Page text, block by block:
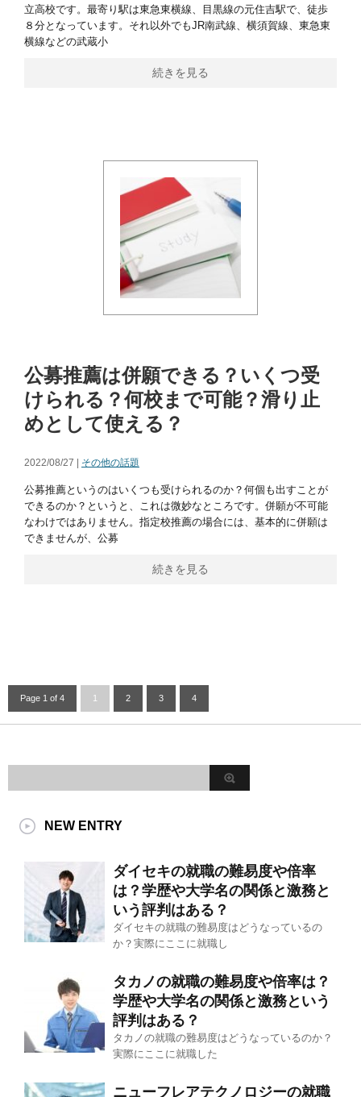
立高校です。最寄り駅は東急東横線、目黒線の元住吉駅で、徒歩
８分となっています。それ以外でもJR南武線、横須賀線、東急東
横線などの武蔵小
続きを見る
公募推薦は併願できる？いくつ受
けられる？何校まで可能？滑り止
めとして使える？
2022/08/27 | その他の話題
公募推薦というのはいくつも受けられるのか？何個も出すことが
できるのか？というと、これは微妙なところです。併願が不可能
なわけではありません。指定校推薦の場合には、基本的に併願は
できませんが、公募
続きを見る
Page 1 of 4 1 2 3 4
NEW ENTRY
ダイセキの就職の難易度や倍率
は？学歴や大学名の関係と激務と
いう評判はある？
ダイセキの就職の難易度はどうなっているの
か？実際にここに就職し
タカノの就職の難易度や倍率は？
学歴や大学名の関係と激務という
評判はある？
タカノの就職の難易度はどうなっているのか？
実際にここに就職した
ニューフレアテクノロジーの就職